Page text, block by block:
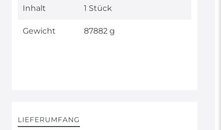
Inhalt 1 Stück
Gewicht 87882 g
LIEFERUMFANG